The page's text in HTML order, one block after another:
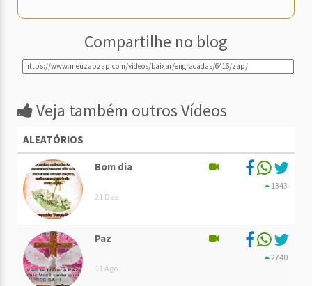
Compartilhe no blog
Veja também outros Vídeos
ALEATÓRIOS
Bom dia
21 Dez
1343
Paz
13 Ago
2740